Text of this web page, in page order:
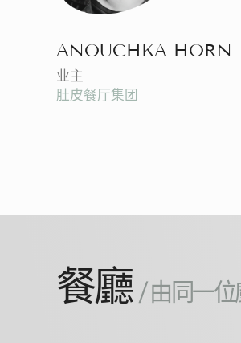
ANOUCHKA HORN
业主
肚皮餐厅集团
餐廳/ 由同一